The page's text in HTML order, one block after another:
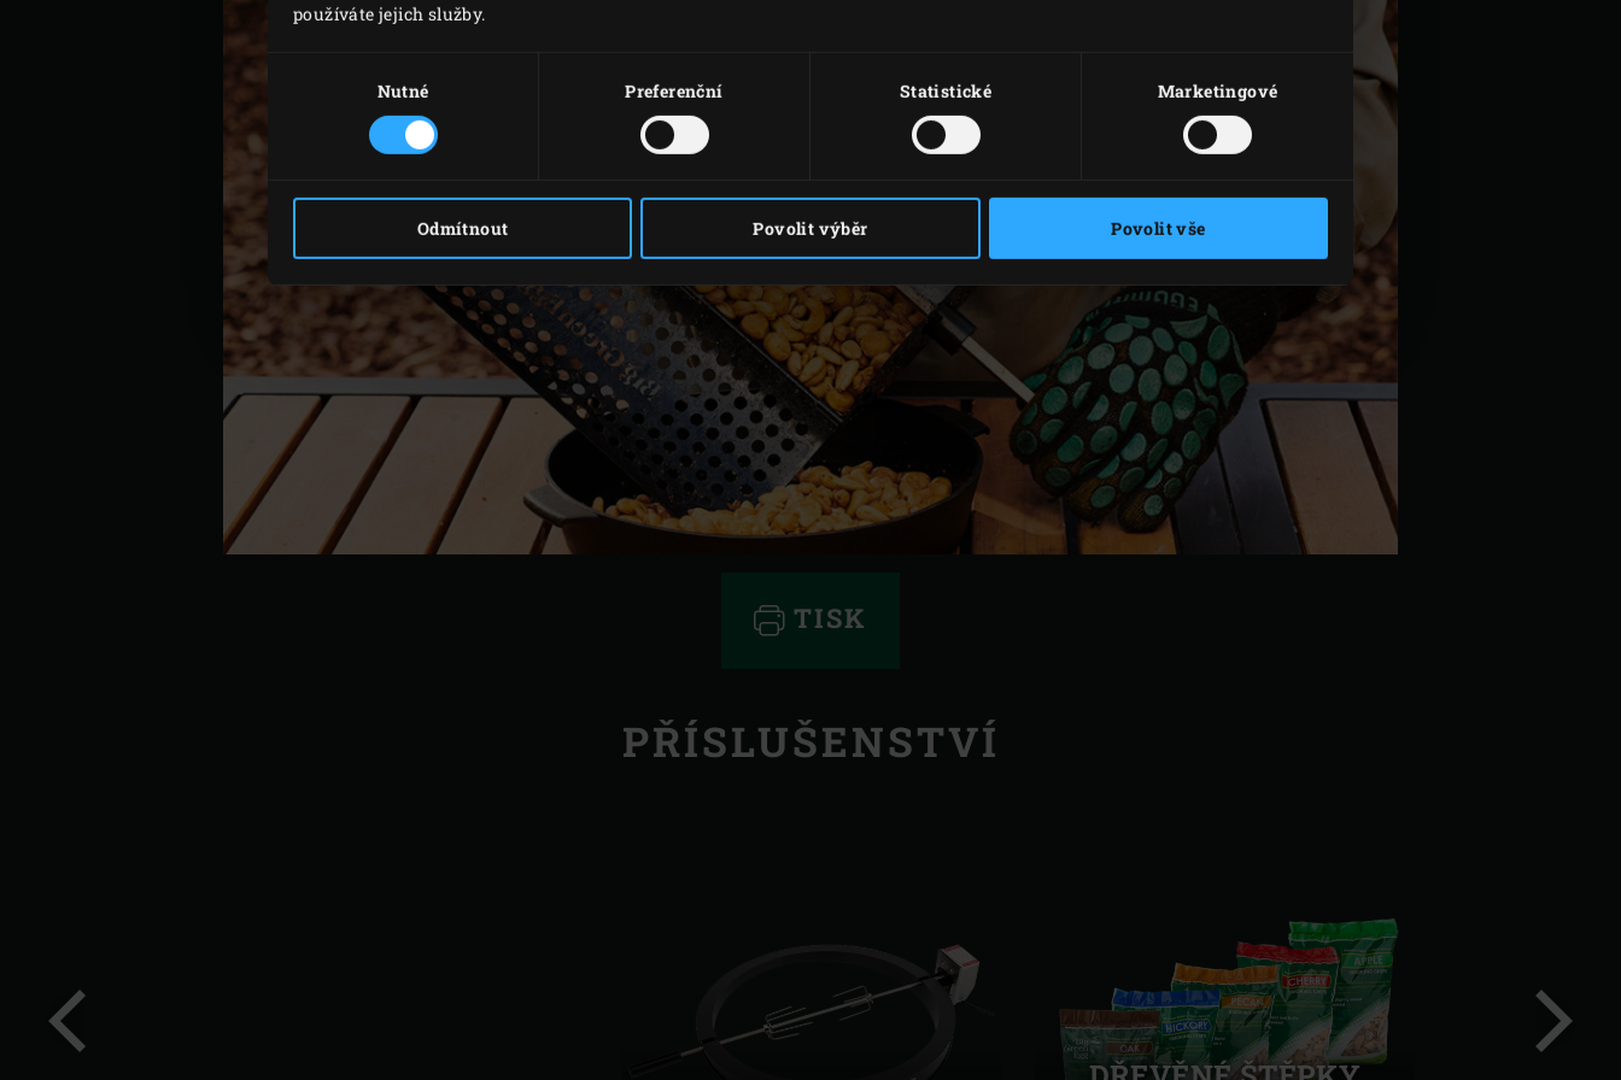
používáte jejich služby.
Nutné Preferenční Statistické Marketingové
Odmítnout Povolit výběr Povolit vše
TISK
PŘÍSLUŠENSTVÍ